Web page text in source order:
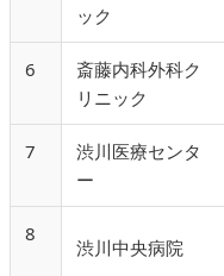
ック
6
斎藤内科外科ク
リニック
7
渋川医療センタ
ー
8
渋川中央病院